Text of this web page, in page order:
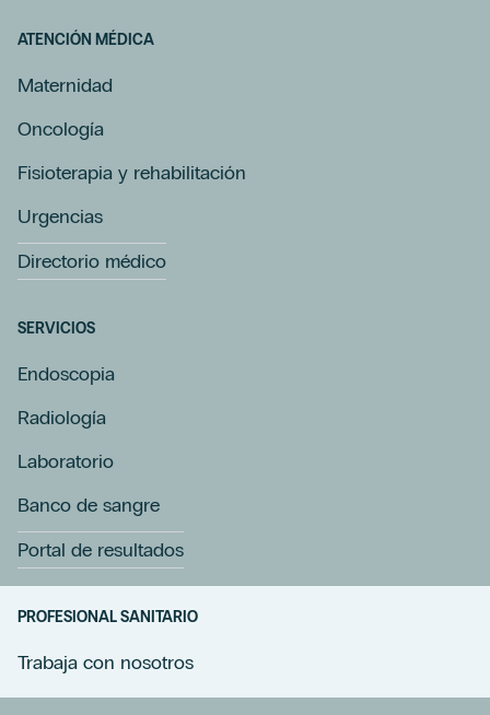
ATENCIÓN MÉDICA
Maternidad
Oncología
Fisioterapia y rehabilitación
Urgencias
Directorio médico
SERVICIOS
Endoscopia
Radiología
Laboratorio
Banco de sangre
Portal de resultados
PROFESIONAL SANITARIO
Trabaja con nosotros